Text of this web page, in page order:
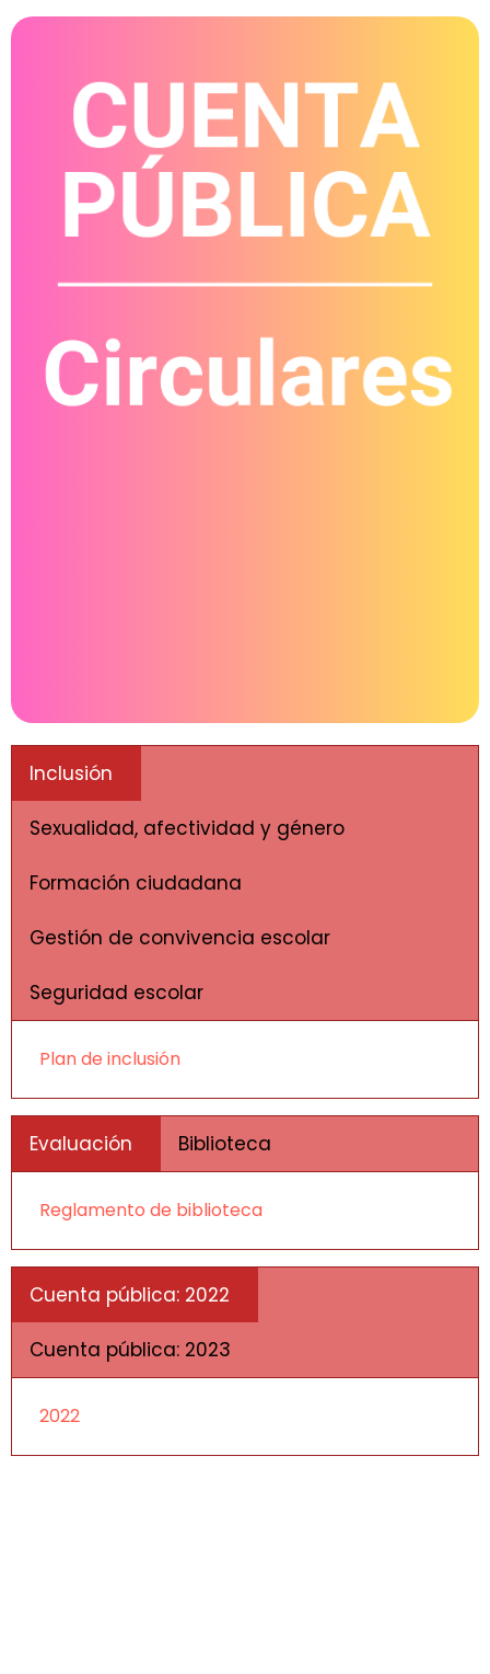
Inclusión
Sexualidad, afectividad y género
Formación ciudadana
Gestión de convivencia escolar
Seguridad escolar
Plan de inclusión
Evaluación Biblioteca
Reglamento de biblioteca
Cuenta pública: 2022
Cuenta pública: 2023
2022